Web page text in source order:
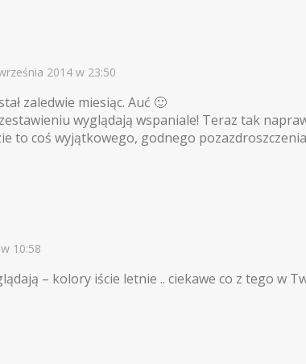
2014 w 23:50
zaledwie miesiąc. Auć 🙂
wyglądają wspaniale! Teraz tak
to coś wyjątkowego, godnego
10:58
– kolory iście letnie .. ciekawe co z tego w